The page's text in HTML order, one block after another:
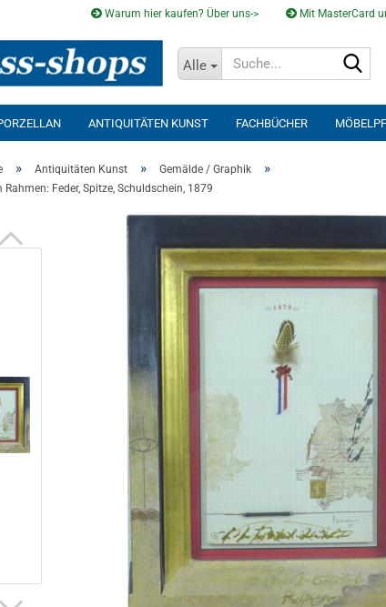
Warum hier kaufen? Über uns-> Mit MasterCard
Alle
ANTIQUITÄTEN KUNST FACHBÜCHER
» Antiquitäten Kunst » Gemälde / Graphik »
Rahmen: Feder, Spitze, Schuldschein, 1879